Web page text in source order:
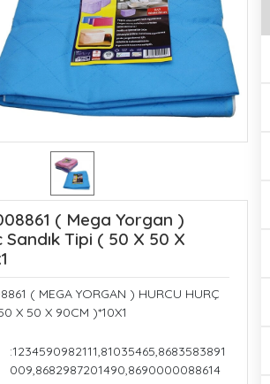
( Mega Yorgan )
Sandık Tipi ( 50 X 50 X
( MEGA YORGAN ) HURCU HURÇ
X 50 X 90CM )*10X1
:1234590982111,81035465,8683583891
009,8682987201490,8690000088614